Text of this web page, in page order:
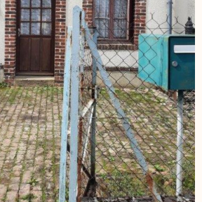
NOS
CONTACT